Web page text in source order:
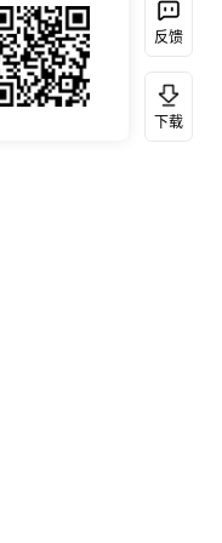
反馈
下载